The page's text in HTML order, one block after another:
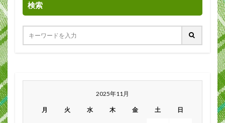
検索
2025年11月
月 火 水 木 金 土 日